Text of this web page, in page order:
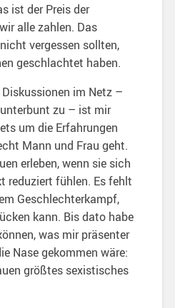
ist der Preis der
alle zahlen. Das
vergessen sollten,
geschlachtet haben.
im Netz –
zu – ist mir
um die Erfahrungen
Mann und Frau geht.
erleben, wenn sie sich
reduziert fühlen. Es fehlt
Geschlechterkampf,
kann. Bis dato habe
was mir präsenter
Nase gekommen wäre:
größtes sexistisches